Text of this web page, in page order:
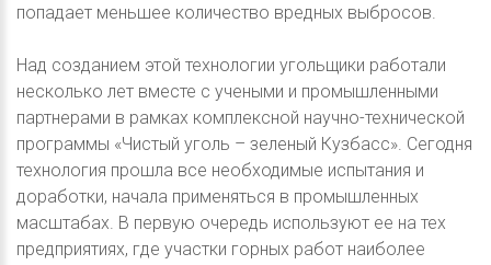
попадает меньшее количество вредных выбросов.
Над созданием этой технологии угольщики работали
несколько лет вместе с учеными и промышленными
партнерами в рамках комплексной научно-технической
программы «Чистый уголь – зеленый Кузбасс». Сегодня
технология прошла все необходимые испытания и
доработки, начала применяться в промышленных
масштабах. В первую очередь используют ее на тех
предприятиях, где участки горных работ наиболее